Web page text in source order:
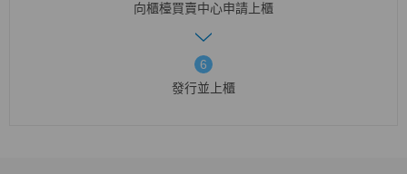
向櫃檯買賣中心申請上櫃
6
發行並上櫃